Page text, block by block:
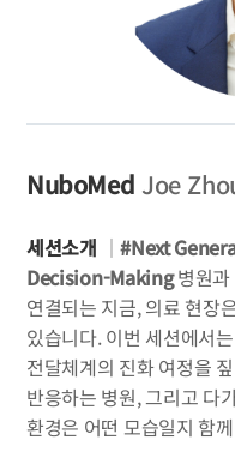
NuboMed Joe
세션소개 ｜#Next
Decision-Making병원
연결되는 지금, 의료 현장
있습니다. 이번 세션에서
전달체계의 진화 여정을
반응하는 병원, 그리고 다
환경은 어떤 모습일지 함